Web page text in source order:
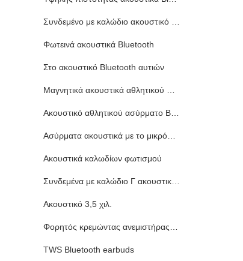
Συνδεμένο με καλώδιο ακουστικό τυχερού παιχνιδιού
Φωτεινά ακουστικά Bluetooth
Στο ακουστικό Bluetooth αυτιών
Μαγνητικά ακουστικά αθλητικού Bluetooth
Ακουστικό αθλητικού ασύρματο Bluetooth
Ασύρματα ακουστικά με το μικρόφωνο
Ακουστικά καλωδίων φωτισμού
Συνδεμένα με καλώδιο Γ ακουστικά τύπων
Ακουστικό 3,5 χιλ.
Φορητός κρεμώντας ανεμιστήρας λαιμών
TWS Bluetooth earbuds